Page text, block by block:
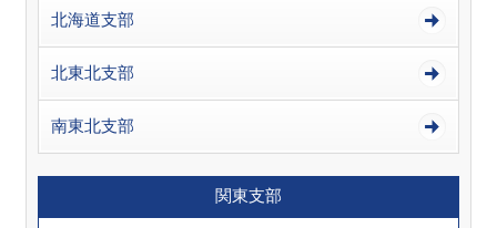
北海道支部
北東北支部
南東北支部
関東支部